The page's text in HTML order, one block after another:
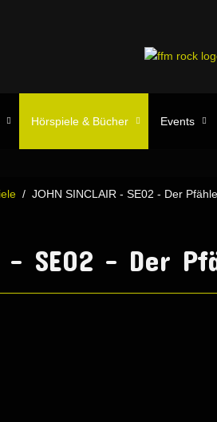
Hörspiele & Bücher Events
JOHN SINCLAIR - SE02 - Der
- SE02 - Der